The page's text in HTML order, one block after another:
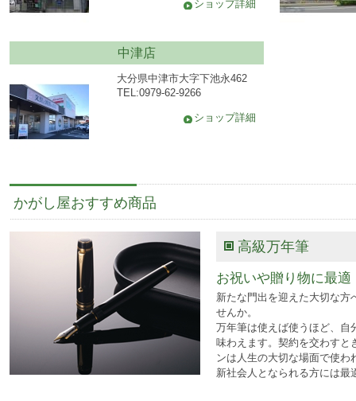
ショップ詳細
中津店
大分県中津市大字下池永462
TEL:0979-62-9266
ショップ詳細
かがし屋おすすめ商品
高級万年筆
お祝いや贈り物に最
新たな門出を迎えた大切な方
せんか。
万年筆は使えば使うほど、自
味わえます。契約を交わすと
ンは人生の大切な場面で使わ
新社会人となられる方には最